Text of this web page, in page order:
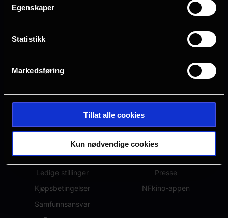
Egenskaper
Statistikk
Markedsføring
Tillat alle cookies
Kun nødvendige cookies
OM NFKINO
Om oss
Spørsmål og svar
Ledige stillinger
Kjøpsbetingelser
Samfunnsansvar
ANNET
Hva kommer?
Eventer
Presse
NFkino-appen